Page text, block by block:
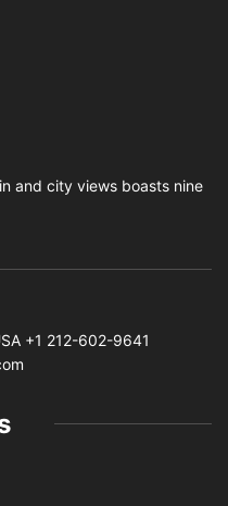
and city views boasts nine
+1 212-602-9641